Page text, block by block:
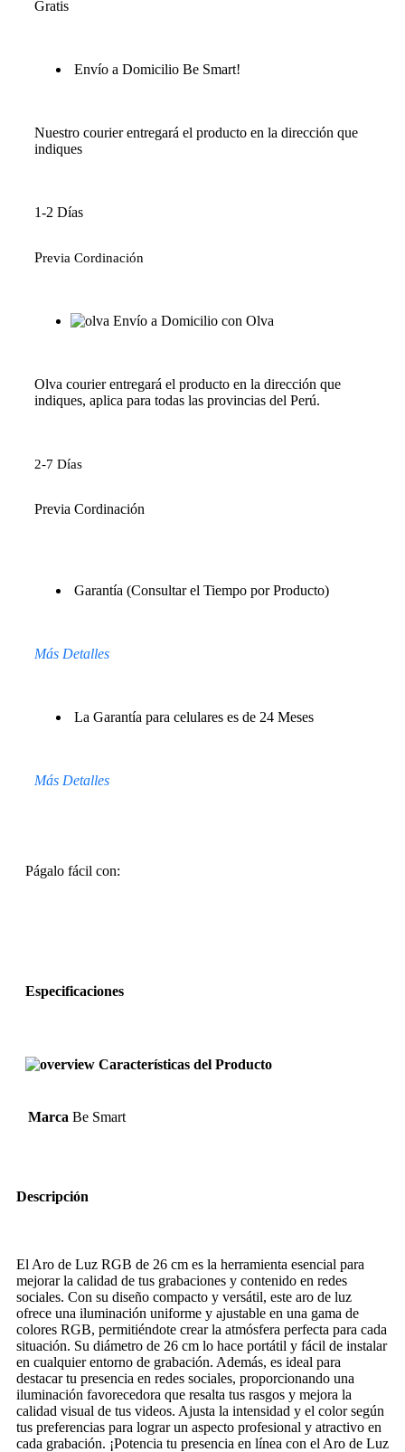
Gratis
Envío a Domicilio Be Smart!
Nuestro courier entregará el producto en la dirección que
indiques
1-2 Días
Previa Cordinación
Envío a Domicilio con Olva
Olva courier entregará el producto en la dirección que
indiques, aplica para todas las provincias del Perú.
2-7 Días
Previa Cordinación
Garantía (Consultar el Tiempo por Producto)
Más Detalles
La Garantía para celulares es de 24 Meses
Más Detalles
Págalo fácil con:
Descripción
El Aro de Luz RGB de 26 cm es la herramienta esencial para
mejorar la calidad de tus grabaciones y contenido en redes
sociales. Con su diseño compacto y versátil, este aro de luz
ofrece una iluminación uniforme y ajustable en una gama de
colores RGB, permitiéndote crear la atmósfera perfecta para cada
situación. Su diámetro de 26 cm lo hace portátil y fácil de instalar
en cualquier entorno de grabación. Además, es ideal para
destacar tu presencia en redes sociales, proporcionando una
iluminación favorecedora que resalta tus rasgos y mejora la
calidad visual de tus videos. Ajusta la intensidad y el color según
tus preferencias para lograr un aspecto profesional y atractivo en
cada grabación. ¡Potencia tu presencia en línea con el Aro de Luz
Especificaciones
Características del Producto
Marca Be Smart